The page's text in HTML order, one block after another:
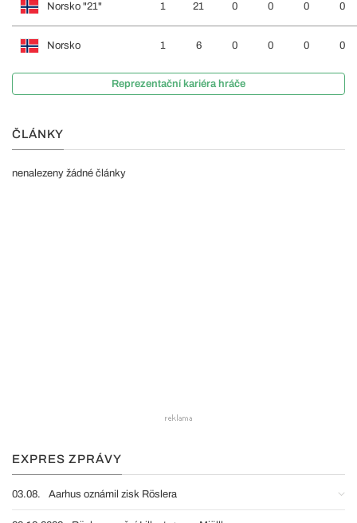
Norsko "21" 1 21 0 0 0 0
Norsko 1 6 0 0 0 0
Reprezentační kariéra hráče
ČLÁNKY
nenalezeny žádné články
EXPRES ZPRÁVY
03.08. Aarhus oznámil zisk Röslera